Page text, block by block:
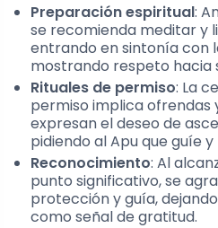
Preparación espiritual:
se recomienda meditar y
entrando en sintonía con
mostrando respeto hacia
Rituales de permiso: La
permiso implica ofrendas
expresan el deseo de
pidiendo al Apu que guíe
Reconocimiento: Al
punto significativo, se
protección y guía,
como señal de gratitud.